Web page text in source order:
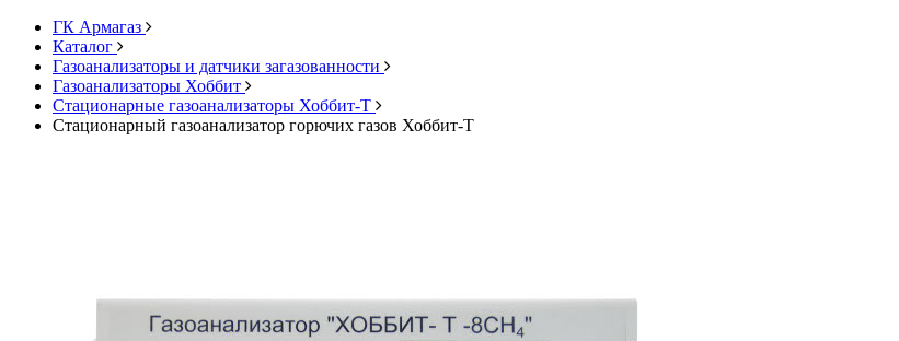
ГК Армагаз
Каталог
Газоанализаторы и датчики загазованности
Газоанализаторы Хоббит
Стационарные газоанализаторы Хоббит-Т
Стационарный газоанализатор горючих газов Хоббит-Т